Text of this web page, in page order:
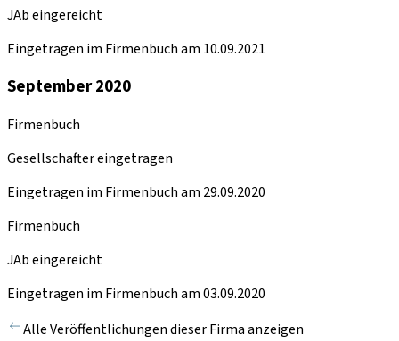
JAb eingereicht
Eingetragen im Firmenbuch am 10.09.2021
September 2020
Firmenbuch
Gesellschafter eingetragen
Eingetragen im Firmenbuch am 29.09.2020
Firmenbuch
JAb eingereicht
Eingetragen im Firmenbuch am 03.09.2020
Alle Veröffentlichungen dieser Firma anzeigen